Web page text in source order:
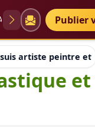
Diplômes
Publier
artiste peintre